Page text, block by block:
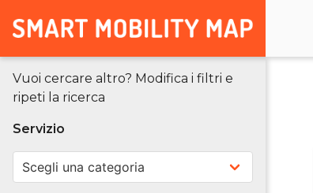
Vuoi cercare altro? Modifica i filtri e
ripeti la ricerca
Servizio